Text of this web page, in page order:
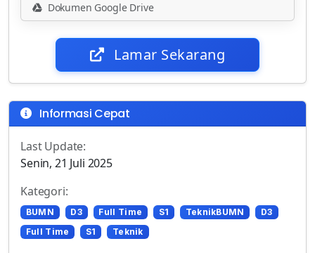
Dokumen Google Drive
Lamar Sekarang
Informasi Cepat
Last Update:
Senin, 21 Juli 2025
Kategori:
BUMN D3 Full Time S1 TeknikBUMN
D3
Full Time
S1 Teknik